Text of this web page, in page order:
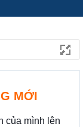
MỚI
của mình lên